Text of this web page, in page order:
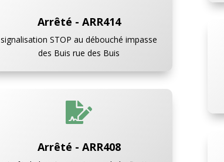
Arrêté - ARR414
signalisation STOP au débouché impasse
des Buis rue des Buis

Arrêté - ARR408